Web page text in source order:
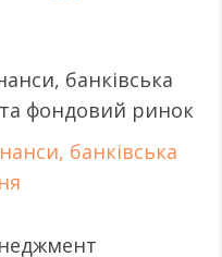
банківська
фондовий ринок
банківська